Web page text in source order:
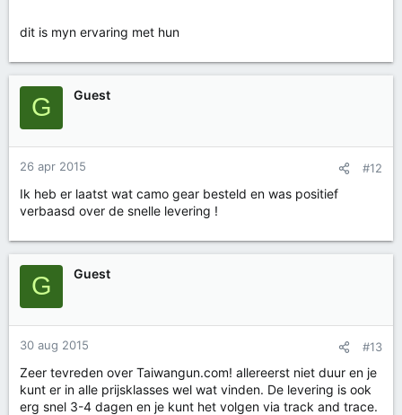
dit is myn ervaring met hun
G Guest
26 apr 2015 #12
Ik heb er laatst wat camo gear besteld en was positief
verbaasd over de snelle levering !
G Guest
30 aug 2015 #13
Zeer tevreden over Taiwangun.com! allereerst niet duur en je
kunt er in alle prijsklasses wel wat vinden. De levering is ook
erg snel 3-4 dagen en je kunt het volgen via track and trace.